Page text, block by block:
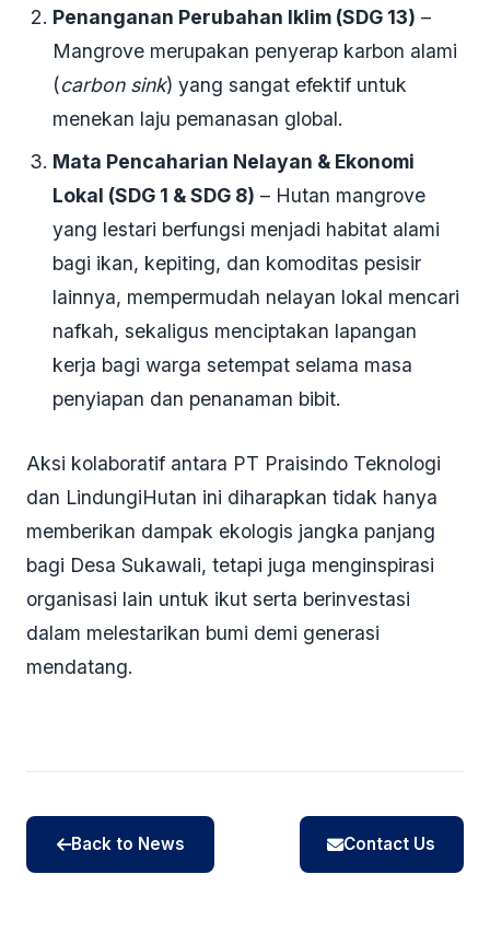
Penanganan Perubahan Iklim (SDG 13) –
Mangrove merupakan penyerap karbon alami
(carbon sink) yang sangat efektif untuk
menekan laju pemanasan global.
Mata Pencaharian Nelayan & Ekonomi
Lokal (SDG 1 & SDG 8) – Hutan mangrove
yang lestari berfungsi menjadi habitat alami
bagi ikan, kepiting, dan komoditas pesisir
lainnya, mempermudah nelayan lokal mencari
nafkah, sekaligus menciptakan lapangan
kerja bagi warga setempat selama masa
penyiapan dan penanaman bibit.
Aksi kolaboratif antara PT Praisindo Teknologi
dan LindungiHutan ini diharapkan tidak hanya
memberikan dampak ekologis jangka panjang
bagi Desa Sukawali, tetapi juga menginspirasi
organisasi lain untuk ikut serta berinvestasi
dalam melestarikan bumi demi generasi
mendatang.
Back to News Contact Us